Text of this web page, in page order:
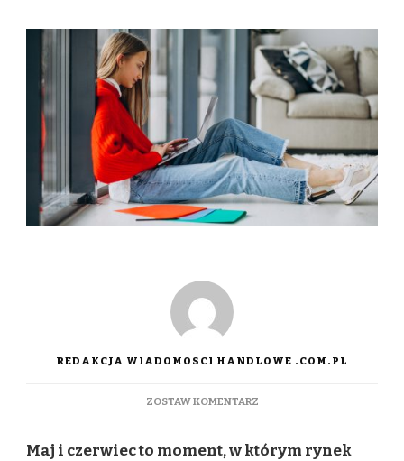
REDAKCJA WIADOMOSCI HANDLOWE .COM.PL
ZOSTAW KOMENTARZDO
NA
Maj i czerwiec to moment, w którym rynek